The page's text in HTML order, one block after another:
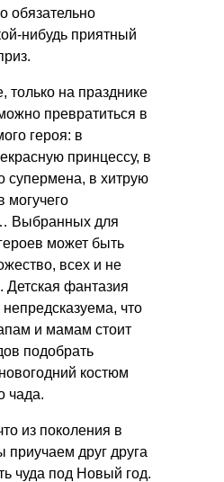
обязательно
нибудь приятный
только на празднике
превратиться в
героя: в
принцессу, в
супермена, в хитрую
могучего
Выбранных для
может быть
всех и не
Детская фантазия
что
и мамам стоит
подобрать
костюм
чада.
из поколения в
приучаем друг друга
чуда под Новый год.